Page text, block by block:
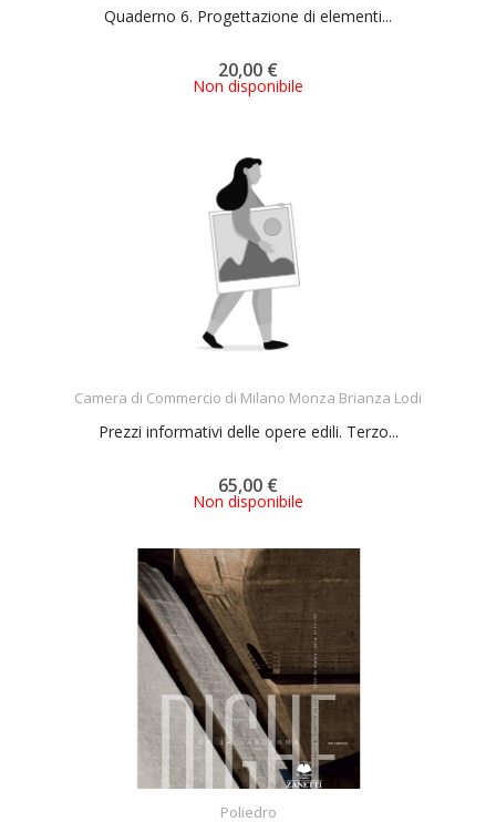
Quaderno 6. Progettazione di elementi...
20,00 €
Non disponibile
Camera di Commercio di Milano Monza Brianza Lodi
Prezzi informativi delle opere edili. Terzo...
65,00 €
Non disponibile
Poliedro